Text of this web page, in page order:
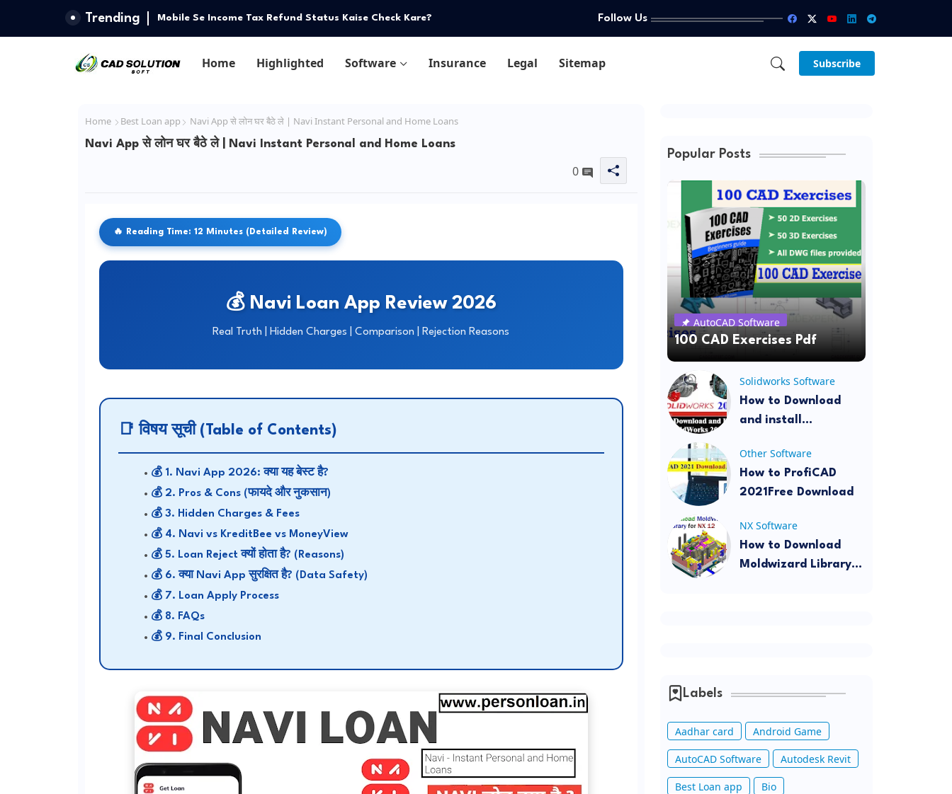
Trending Mobile Se Income Tax Refund Status Kaise Check Kare? Follow Us
Home Highlighted Software Insurance Legal Sitemap Subscribe
Home Best Loan app Navi App से लोन घर बैठे ले | Navi Instant Personal and Home Loans
Navi App से लोन घर बैठे ले | Navi Instant Personal and Home Loans
0
🔥 Reading Time: 12 Minutes (Detailed Review)
💰 Navi Loan App Review 2026
Real Truth | Hidden Charges | Comparison | Rejection Reasons
📑 विषय सूची (Table of Contents)
1. Navi App 2026: क्या यह बेस्ट है?
2. Pros & Cons (फायदे और नुकसान)
3. Hidden Charges & Fees
4. Navi vs KreditBee vs MoneyView
5. Loan Reject क्यों होता है? (Reasons)
6. क्या Navi App सुरक्षित है? (Data Safety)
7. Loan Apply Process
8. FAQs
9. Final Conclusion
Popular Posts
AutoCAD Software
100 CAD Exercises Pdf
Solidworks Software
How to Download
and install
Other Software
How to ProfiCAD
2021Free Download
NX Software
How to Download
Moldwizard Library
Labels
Aadhar card Android Game
AutoCAD Software Autodesk Revit
Best Loan app Bio